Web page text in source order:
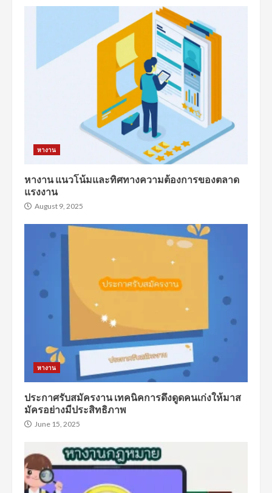
หางาน
หางาน แนวโน้มและทิศทางความต้องการของตลาด
แรงงาน
August 9, 2025
หางาน
ประกาศรับสมัครงาน เทคนิคการดึงดูดคนเก่งให้มาส
มัครอย่างมีประสิทธิภาพ
June 15, 2025